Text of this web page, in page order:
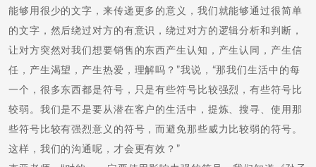
能够用很少的文字，来传递更多的意义，我们就能够通过很简单
的文字，然后绕过对方的有意识，绕过对方的逻辑分析和判断，
让对方突然对我们想要销售的东西产生认知，产生认同，产生信
任，产生渴望，产生热爱，理解吗？”我说，“那我们生活中的每
一个，很多东西都是符号，只是有些符号比较强烈，有些符号比
较弱。我们是不是要从潜在客户的生活中，提炼、搜寻、使用那
些符号比较有强烈意义的符号，而避免那些威力比较弱的符号。
这样，我们的沟通呢，才会更有效？”